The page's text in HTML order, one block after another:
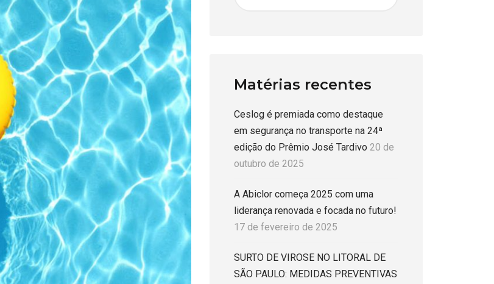
Matérias recentes
Ceslog é premiada como destaque
em segurança no transporte na 24ª
edição do Prêmio José Tardivo 20 de
outubro de 2025
A Abiclor começa 2025 com uma
liderança renovada e focada no futuro!
17 de fevereiro de 2025
SURTO DE VIROSE NO LITORAL DE
SÃO PAULO: MEDIDAS PREVENTIVAS